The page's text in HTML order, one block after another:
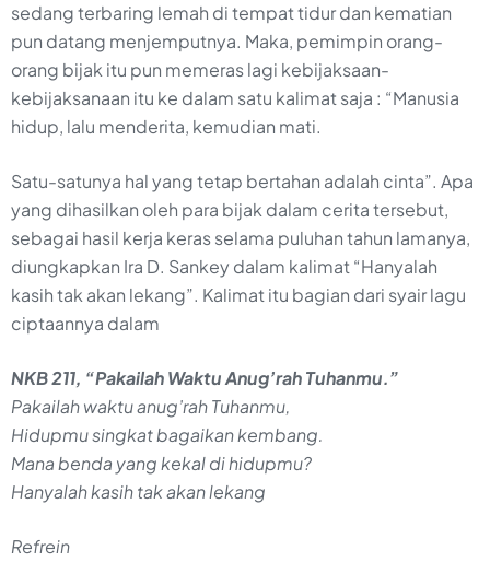
sedang terbaring lemah di tempat tidur dan kematian
pun datang menjemputnya. Maka, pemimpin orang-
orang bijak itu pun memeras lagi kebijaksaan-
kebijaksanaan itu ke dalam satu kalimat saja : “Manusia
hidup, lalu menderita, kemudian mati.
Satu-satunya hal yang tetap bertahan adalah cinta”. Apa
yang dihasilkan oleh para bijak dalam cerita tersebut,
sebagai hasil kerja keras selama puluhan tahun lamanya,
diungkapkan Ira D. Sankey dalam kalimat “Hanyalah
kasih tak akan lekang”. Kalimat itu bagian dari syair lagu
ciptaannya dalam
NKB 211, “Pakailah Waktu Anug’rah Tuhanmu.”
Pakailah waktu anug’rah Tuhanmu,
Hidupmu singkat bagaikan kembang.
Mana benda yang kekal di hidupmu?
Hanyalah kasih tak akan lekang
Refrein